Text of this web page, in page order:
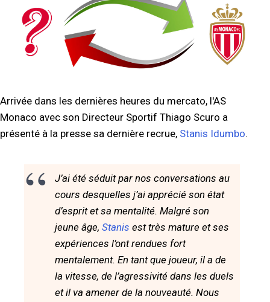
Arrivée dans les dernières heures du mercato, l'AS
Monaco avec son Directeur Sportif Thiago Scuro a
présenté à la presse sa dernière recrue, Stanis Idumbo.
J’ai été séduit par nos conversations au
cours desquelles j’ai apprécié son état
d’esprit et sa mentalité. Malgré son
jeune âge, Stanis est très mature et ses
expériences l’ont rendues fort
mentalement. En tant que joueur, il a de
la vitesse, de l’agressivité dans les duels
et il va amener de la nouveauté. Nous